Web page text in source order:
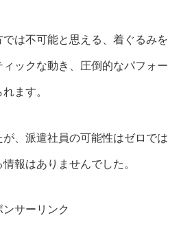
は不可能と思える、着ぐるみを
ックな動き、圧倒的なパフォー
ます。
、派遣社員の可能性はゼロでは
報はありませんでした。
ンサーリンク